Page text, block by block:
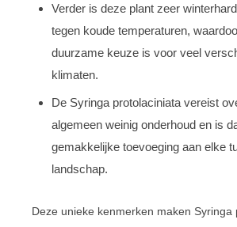
Verder is deze plant zeer
tegen koude temperaturen,
duurzame keuze is voor veel
klimaten.
De Syringa protolaciniata vereist
algemeen weinig onderhoud en is
gemakkelijke toevoeging aan elke
landschap.
Deze unieke kenmerken maken Syringa